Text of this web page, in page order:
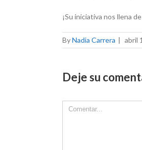
¡Su iniciativa nos llena
ByNadia Carrera | abril
Deje su
Comment